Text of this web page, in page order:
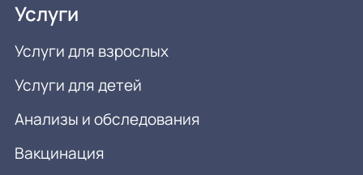
Услуги
Услуги для взрослых
Услуги для детей
Анализы и обследования
Вакцинация